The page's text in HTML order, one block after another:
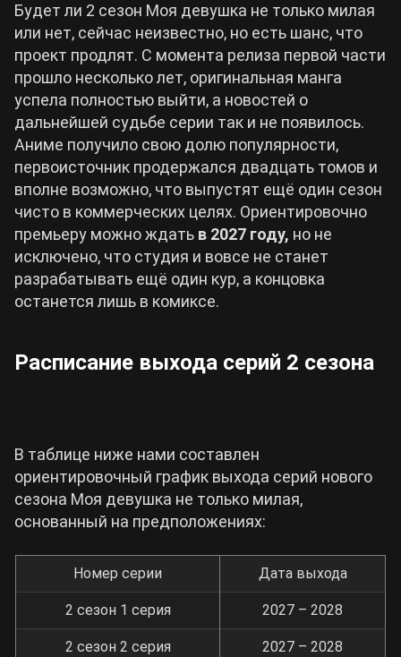
Будет ли 2 сезон Моя девушка не только милая
или нет, сейчас неизвестно, но есть шанс, что
проект продлят. С момента релиза первой части
прошло несколько лет, оригинальная манга
успела полностью выйти, а новостей о
дальнейшей судьбе серии так и не появилось.
Аниме получило свою долю популярности,
первоисточник продержался двадцать томов и
вполне возможно, что выпустят ещё один сезон
чисто в коммерческих целях. Ориентировочно
премьеру можно ждать в 2027 году, но не
исключено, что студия и вовсе не станет
разрабатывать ещё один кур, а концовка
останется лишь в комиксе.
Расписание выхода серий 2 сезона
В таблице ниже нами составлен
ориентировочный график выхода серий нового
сезона Моя девушка не только милая,
основанный на предположениях:
Номер серии Дата выхода
2 сезон 1 серия 2027 – 2028
2 сезон 2 серия 2027 – 2028